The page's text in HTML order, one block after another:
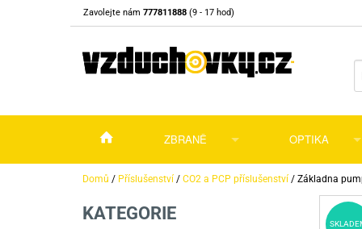
Zavolejte nám 777811888 (9 - 17 hod)
ZBRANĚ
Vzduchovky Vzduchovky na
Příslušenství pro
Vzduchové pistole a revolveryPříslušenství
OPTIKA
Puškohledy
Dalekohledy a
Domů / Příslušenství / CO2 a PCP příslušenství / Základna
KATEGORIE